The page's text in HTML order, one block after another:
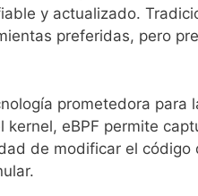
y actualizado.
preferidas, pero
prometedora para
eBPF permite
de modificar el código